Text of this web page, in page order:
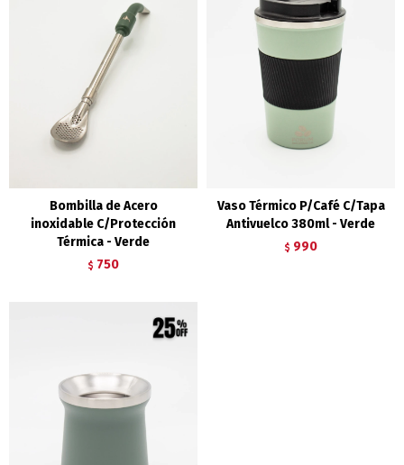
Bombilla de Acero
inoxidable C/Protección
Térmica - Verde
$ 750
Vaso Térmico P/Café C/Tapa
Antivuelco 380ml - Verde
$ 990